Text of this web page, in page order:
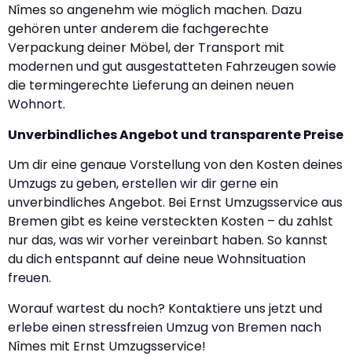
Nîmes so angenehm wie möglich machen. Dazu
gehören unter anderem die fachgerechte
Verpackung deiner Möbel, der Transport mit
modernen und gut ausgestatteten Fahrzeugen sowie
die termingerechte Lieferung an deinen neuen
Wohnort.
Unverbindliches Angebot und transparente Preise
Um dir eine genaue Vorstellung von den Kosten deines
Umzugs zu geben, erstellen wir dir gerne ein
unverbindliches Angebot. Bei Ernst Umzugsservice aus
Bremen gibt es keine versteckten Kosten – du zahlst
nur das, was wir vorher vereinbart haben. So kannst
du dich entspannt auf deine neue Wohnsituation
freuen.
Worauf wartest du noch? Kontaktiere uns jetzt und
erlebe einen stressfreien Umzug von Bremen nach
Nîmes mit Ernst Umzugsservice!